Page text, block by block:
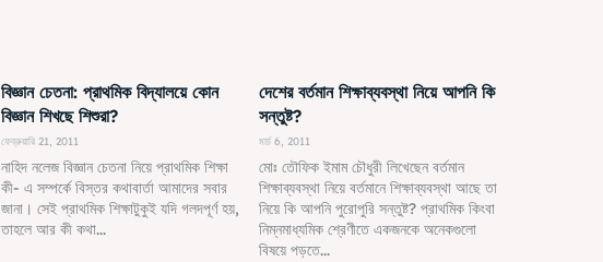
বিজ্ঞান চেতনা: প্রাথমিক বিদ্যালয়ে কোন
বিজ্ঞান শিখছে শিশুরা?
ফেব্রুয়ারি 21, 2011
নাহিদ নলেজ বিজ্ঞান চেতনা নিয়ে প্রাথমিক শিক্ষা
কী- এ সম্পর্কে বিস্তর কথাবার্তা আমাদের সবার
জানা। সেই প্রাথমিক শিক্ষাটুকুই যদি গলদপূর্ণ হয়,
তাহলে আর কী কথা...
দেশের বর্তমান শিক্ষাব্যবস্থা নিয়ে আপনি কি
সন্তুষ্ট?
মার্চ 6, 2011
মোঃ তৌফিক ইমাম চৌধুরী লিখেছেন বর্তমান
শিক্ষাব্যবস্থা নিয়ে বর্তমানে শিক্ষাব্যবস্থা আছে তা
নিয়ে কি আপনি পুরোপুরি সন্তুষ্ট? প্রাথমিক কিংবা
নিম্নমাধ্যমিক শ্রেণীতে একজনকে অনেকগুলো
বিষয়ে পড়তে...